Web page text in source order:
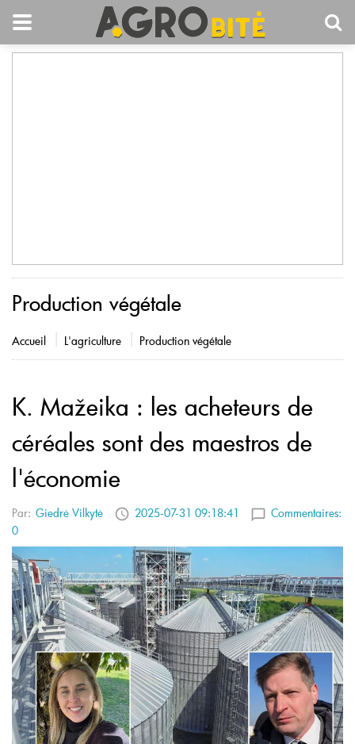
Production végétale
Accueil L'agriculture Production végétale
K. Mažeika : les acheteurs de
céréales sont des maestros de
l'économie
Par: Giedrė Vilkytė 2025-07-31 09:18:41
Commentaires:
0